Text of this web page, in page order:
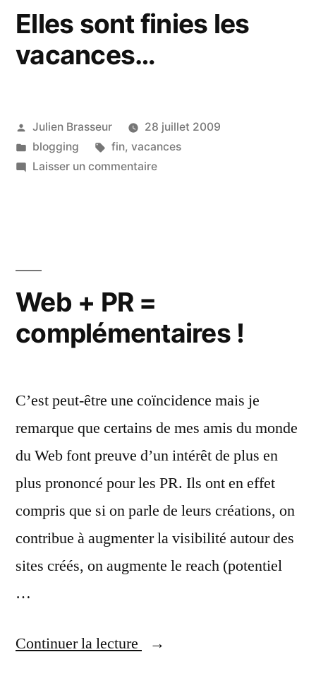
Elles sont finies les
vacances…
Publié
par
Julien Brasseur
28 juillet 2009
Publié
dans
blogging Étiquettes :
fin, vacances
Laisser un commentairesur
Web + PR =
complémentaires !
C’est peut-être une coïncidence mais je
remarque que certains de mes amis du monde
du Web font preuve d’un intérêt de plus en
plus prononcé pour les PR. Ils ont en effet
compris que si on parle de leurs créations, on
contribue à augmenter la visibilité autour des
sites créés, on augmente le reach (potentiel
…
Continuer la lecture
« Web